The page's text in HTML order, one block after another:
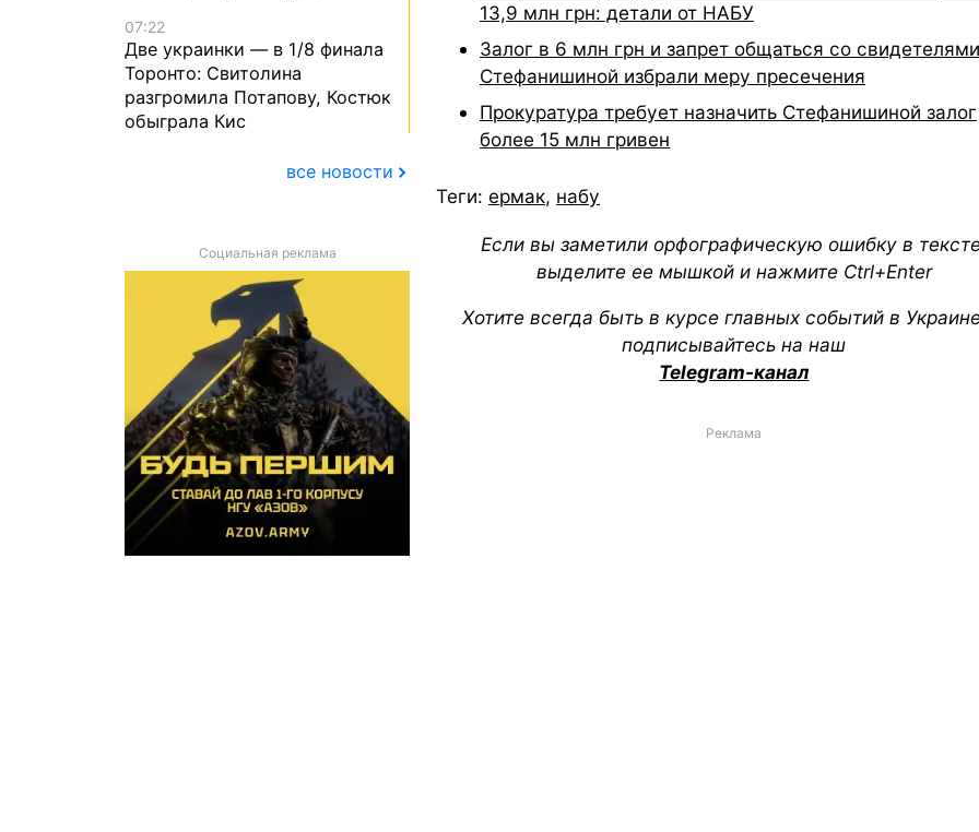
13,9 млн грн: детали от НАБУ
Залог в 6 млн грн и запрет общаться со
Стефанишиной избрали меру пресечения
Прокуратура требует назначить Стефанишиной залог
более 15 млн гривен
Теги: ермак, набу
Если вы заметили орфографическую ошибку в
выделите ее мышкой и нажмите Ctrl+Enter
Хотите всегда быть в курсе главных событий в
подписывайтесь на наш
Telegram-канал
Реклама
07:22
Две украинки — в 1/8 финала
Торонто: Свитолина
разгромила Потапову, Костюк
обыграла Кис
все новости
Социальная реклама